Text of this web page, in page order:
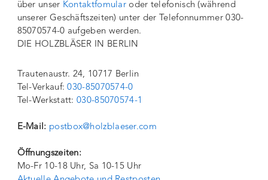
über unser Kontaktfomular oder telefonisch (während
unserer Geschäftszeiten) unter der Telefonnummer 030-
85070574-0 aufgeben werden.
DIE HOLZBLÄSER IN BERLIN
Trautenaustr. 24, 10717 Berlin
Tel-Verkauf:030-85070574-0
Tel-Werkstatt:030-85070574-1
E-Mail: postbox@holzblaeser.com
Öffnungszeiten:
Mo-Fr 10-18 Uhr, Sa 10-15 Uhr